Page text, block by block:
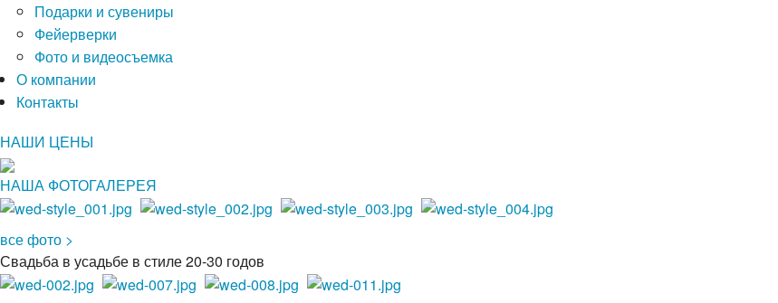
Подарки и сувениры
Фейерверки
Фото и видеосъемка
О компании
Контакты
НАШИ ЦЕНЫ
НАША ФОТОГАЛЕРЕЯ
все фото >
Свадьба в усадьбе в стиле 20-30 годов